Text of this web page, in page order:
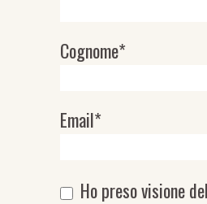
Cognome*
Email*
Ho preso visione